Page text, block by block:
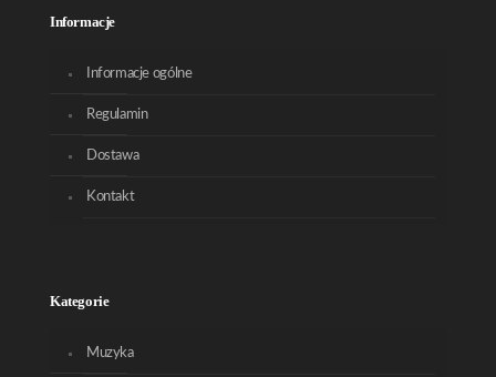
Informacje
Informacje ogólne
Regulamin
Dostawa
Kontakt
Kategorie
Muzyka